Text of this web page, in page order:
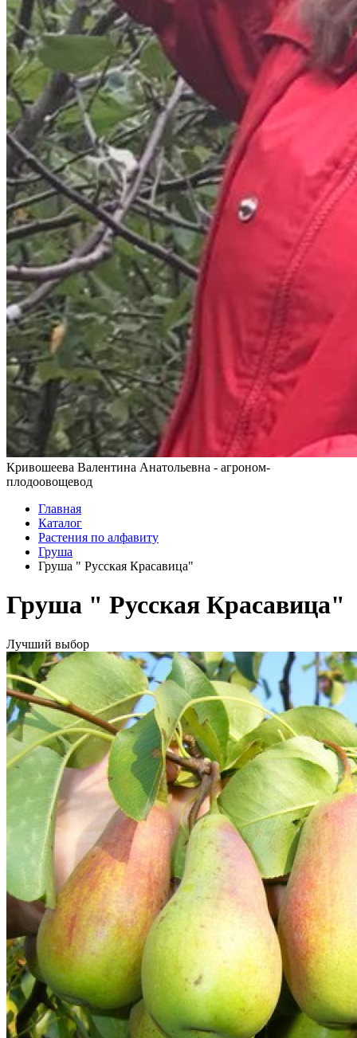
Кривошеева Валентина Анатольевна - агроном-
плодоовощевод
Главная
Каталог
Растения по алфавиту
Груша
Груша " Русская Красавица"
Груша " Русская Красавица"
Лучший выбор